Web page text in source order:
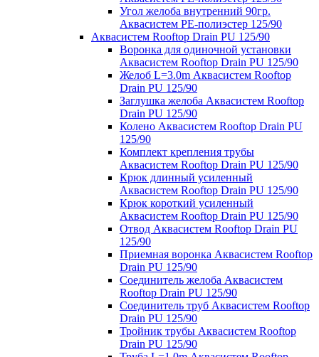
Угол желоба внутренний 90гр.
Аквасистем PE-полиэстер 125/90
Аквасистем Rooftop Drain PU 125/90
Воронка для одиночной установки
Аквасистем Rooftop Drain PU 125/90
Желоб L=3.0m Аквасистем Rooftop
Drain PU 125/90
Заглушка желоба Аквасистем Rooftop
Drain PU 125/90
Колено Аквасистем Rooftop Drain PU
125/90
Комплект крепления трубы
Аквасистем Rooftop Drain PU 125/90
Крюк длинный усиленный
Аквасистем Rooftop Drain PU 125/90
Крюк короткий усиленный
Аквасистем Rooftop Drain PU 125/90
Отвод Аквасистем Rooftop Drain PU
125/90
Приемная воронка Аквасистем Rooftop
Drain PU 125/90
Соединитель желоба Аквасистем
Rooftop Drain PU 125/90
Соединитель труб Аквасистем Rooftop
Drain PU 125/90
Тройник трубы Аквасистем Rooftop
Drain PU 125/90